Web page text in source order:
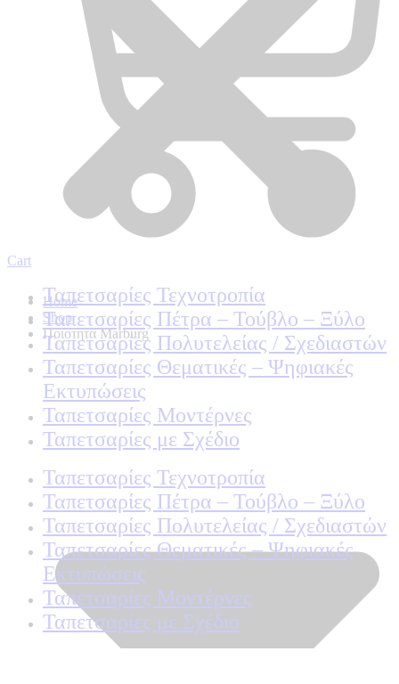
Home
Shop
Ποιοτητα Marburg
Cart
Ταπετσαρίες Τεχνοτροπία
Ταπετσαρίες Πέτρα – Τούβλο – Ξύλο
Ταπετσαρίες Πολυτελείας / Σχεδιαστών
Ταπετσαρίες Θεματικές – Ψηφιακές
Εκτυπώσεις
Ταπετσαρίες Μοντέρνες
Ταπετσαρίες με Σχέδιο
Ταπετσαρίες Τεχνοτροπία
Ταπετσαρίες Πέτρα – Τούβλο – Ξύλο
Ταπετσαρίες Πολυτελείας / Σχεδιαστών
Ταπετσαρίες Θεματικές – Ψηφιακές
Εκτυπώσεις
Ταπετσαρίες Μοντέρνες
Ταπετσαρίες με Σχέδιο